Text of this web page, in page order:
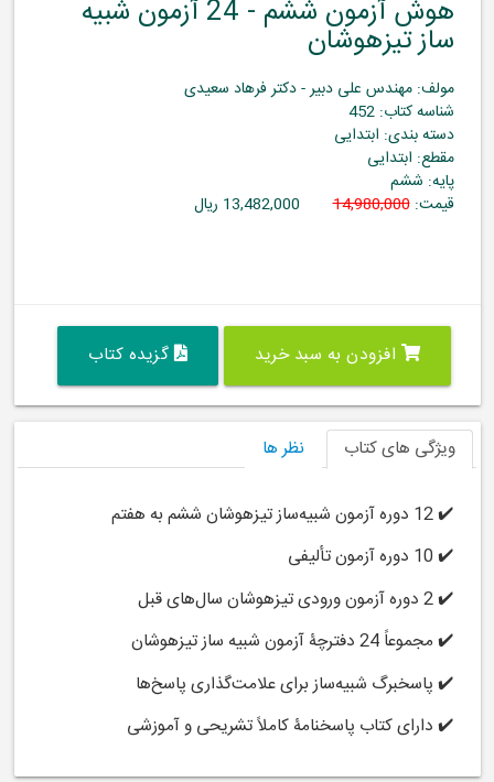
هوش آزمون ششم - 24 آزمون شبیه
ساز تیزهوشان
مولف: مهندس علی دبیر - دکتر فرهاد سعیدی
شناسه کتاب: 452
دسته بندی: ابتدایی
مقطع: ابتدایی
پایه: ششم
قیمت:14,980,000 13,482,000 ریال
افزودن به سبد خرید گزیده کتاب
ویژگی های کتاب نظر ها
✔️ 12 دوره آزمون شبیه‌ساز تیزهوشان ششم به هفتم
✔️ 10 دوره آزمون تألیفی
✔️ 2 دوره آزمون ورودی تیزهوشان سال‌های قبل
✔️ مجموعاً 24 دفترچۀ آزمون شبیه ساز تیزهوشان
✔️ پاسخبرگ شبیه‌ساز برای علامت‌گذاری پاسخ‌ها
✔️ دارای کتاب پاسخنامۀ کاملاً تشریحی و آموزشی